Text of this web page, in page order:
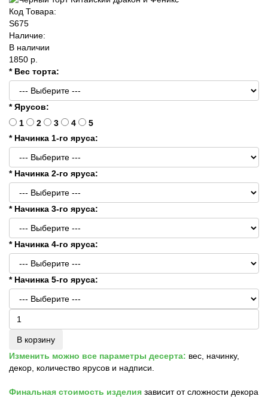
Код Товара:
S675
Наличие:
В наличии
1850 р.
* Вес торта:
* Ярусов:
1
2 3 4
5
* Начинка 1-го яруса:
* Начинка 2-го яруса:
* Начинка 3-го яруса:
* Начинка 4-го яруса:
* Начинка 5-го яруса:
В корзину
Изменить можно все параметры десерта: вес, начинку,
декор, количество ярусов и надписи.
Финальная стоимость изделия зависит от сложности декора